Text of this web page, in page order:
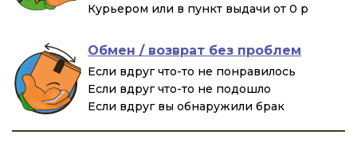
Курьером или в пункт выдачи от 0 р
Обмен / возврат без проблем
Если вдруг что-то не понравилось
Если вдруг что-то не подошло
Если вдруг вы обнаружили брак